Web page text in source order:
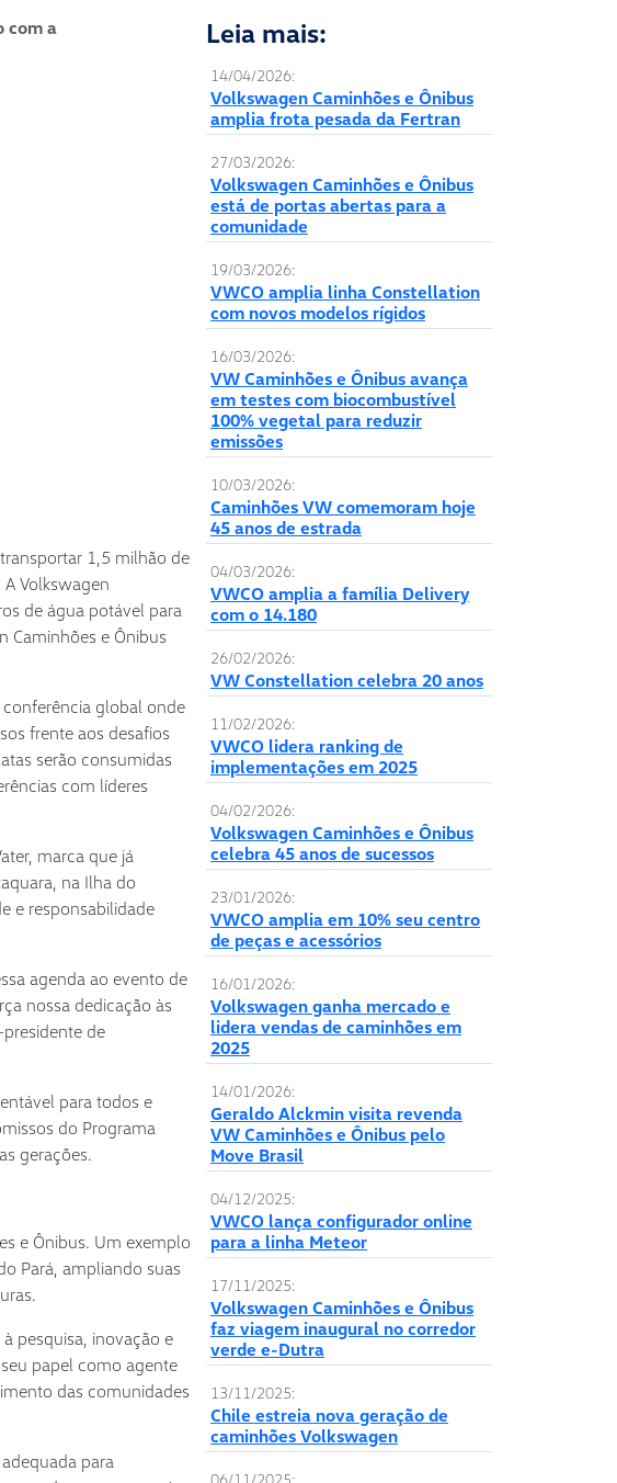
com a
1,5 milhão de
Volkswagen
de água potável para
Caminhões e Ônibus
conferência global onde
frente aos desafios
serão consumidas
com líderes
marca que já
na Ilha do
e responsabilidade
agenda ao evento de
nossa dedicação às
de
para todos e
do Programa
gerações.
e Ônibus. Um exemplo
Pará, ampliando suas
pesquisa, inovação e
papel como agente
das comunidades
para
Leia mais:
14/04/2026:
Volkswagen Caminhões e Ônibus
amplia frota pesada da Fertran
27/03/2026:
Volkswagen Caminhões e Ônibus
está de portas abertas para a
comunidade
19/03/2026:
VWCO amplia linha Constellation
com novos modelos rígidos
16/03/2026:
VW Caminhões e Ônibus avança
em testes com biocombustível
100% vegetal para reduzir
emissões
10/03/2026:
Caminhões VW comemoram hoje
45 anos de estrada
04/03/2026:
VWCO amplia a família Delivery
com o 14.180
26/02/2026:
VW Constellation celebra 20 anos
11/02/2026:
VWCO lidera ranking de
implementações em 2025
04/02/2026:
Volkswagen Caminhões e Ônibus
celebra 45 anos de sucessos
23/01/2026:
VWCO amplia em 10% seu centro
de peças e acessórios
16/01/2026:
Volkswagen ganha mercado e
lidera vendas de caminhões em
2025
14/01/2026:
Geraldo Alckmin visita revenda
VW Caminhões e Ônibus pelo
Move Brasil
04/12/2025:
VWCO lança configurador online
para a linha Meteor
17/11/2025:
Volkswagen Caminhões e Ônibus
faz viagem inaugural no corredor
verde e-Dutra
13/11/2025:
Chile estreia nova geração de
caminhões Volkswagen
06/11/2025: